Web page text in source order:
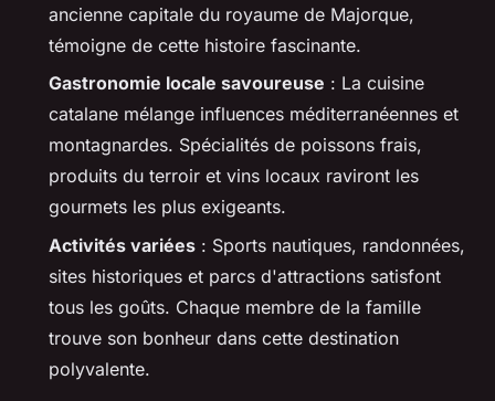
ancienne capitale du royaume de Majorque,
témoigne de cette histoire fascinante.
Gastronomie locale savoureuse : La cuisine
catalane mélange influences méditerranéennes et
montagnardes. Spécialités de poissons frais,
produits du terroir et vins locaux raviront les
gourmets les plus exigeants.
Activités variées : Sports nautiques, randonnées,
sites historiques et parcs d'attractions satisfont
tous les goûts. Chaque membre de la famille
trouve son bonheur dans cette destination
polyvalente.